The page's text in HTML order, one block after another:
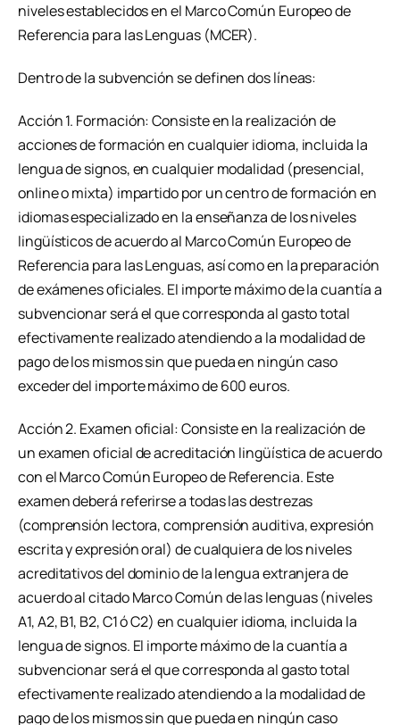
niveles establecidos en el Marco Común Europeo de
Referencia para las Lenguas (MCER).
Dentro de la subvención se definen dos líneas:
Acción 1. Formación: Consiste en la realización de
acciones de formación en cualquier idioma, incluida la
lengua de signos, en cualquier modalidad (presencial,
online o mixta) impartido por un centro de formación en
idiomas especializado en la enseñanza de los niveles
lingüísticos de acuerdo al Marco Común Europeo de
Referencia para las Lenguas, así como en la preparación
de exámenes oficiales. El importe máximo de la cuantía a
subvencionar será el que corresponda al gasto total
efectivamente realizado atendiendo a la modalidad de
pago de los mismos sin que pueda en ningún caso
exceder del importe máximo de 600 euros.
Acción 2. Examen oficial: Consiste en la realización de
un examen oficial de acreditación lingüística de acuerdo
con el Marco Común Europeo de Referencia. Este
examen deberá referirse a todas las destrezas
(comprensión lectora, comprensión auditiva, expresión
escrita y expresión oral) de cualquiera de los niveles
acreditativos del dominio de la lengua extranjera de
acuerdo al citado Marco Común de las lenguas (niveles
A1, A2, B1, B2, C1 ó C2) en cualquier idioma, incluida la
lengua de signos. El importe máximo de la cuantía a
subvencionar será el que corresponda al gasto total
efectivamente realizado atendiendo a la modalidad de
pago de los mismos sin que pueda en ningún caso